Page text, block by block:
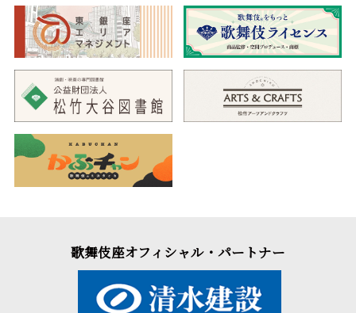
歌舞伎座オフィシャル・パートナー